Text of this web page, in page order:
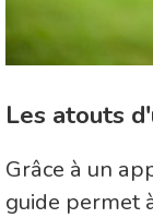
Les atouts
Grâce à un
guide permet